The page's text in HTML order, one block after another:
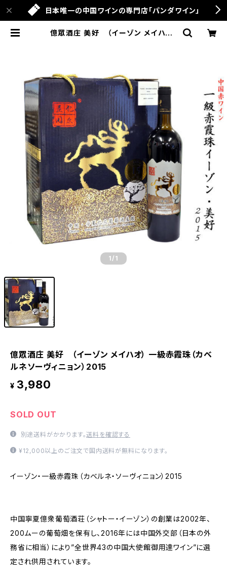
日本唯一の中国ワインの専門店「パンダワイン」
億眾酒庄 美好 （イーゾン メイハオ）
1 /1
億眾酒庄 美好 （イーゾン メイハオ） 一級赤霞珠（カベ
ルネソーヴィニョン）2015
¥ 3,980
SOLD OUT
別途送料がかかります。送料を確認する
¥12,000以上のご注文で国内送料が無料になります。
イーゾン・一級赤霞珠（カベルネ・ソーヴィニョン）2015
中国寧夏億衆葡萄酒荘（シャトー・イーゾン）の創業は2002年、
200ムーの葡萄畑を保有し、2016年には中国外交部（日本の外
務省に相当）により”全世界43の中国大使館御用達ワイン”に選
定され供用されています。